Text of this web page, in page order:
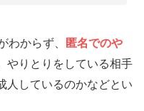
わからず、
匿名でのや
やりとりをしている相手
人しているのかなどとい